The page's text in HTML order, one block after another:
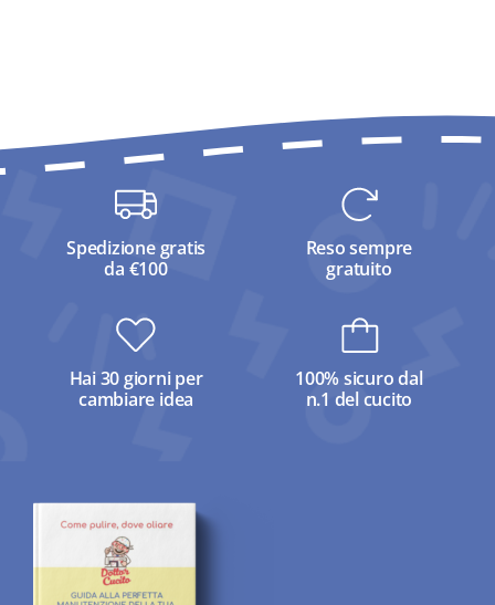
Spedizione gratis
da €100
Reso sempre
gratuito
Hai 30 giorni per
cambiare idea
100% sicuro dal
n.1 del cucito